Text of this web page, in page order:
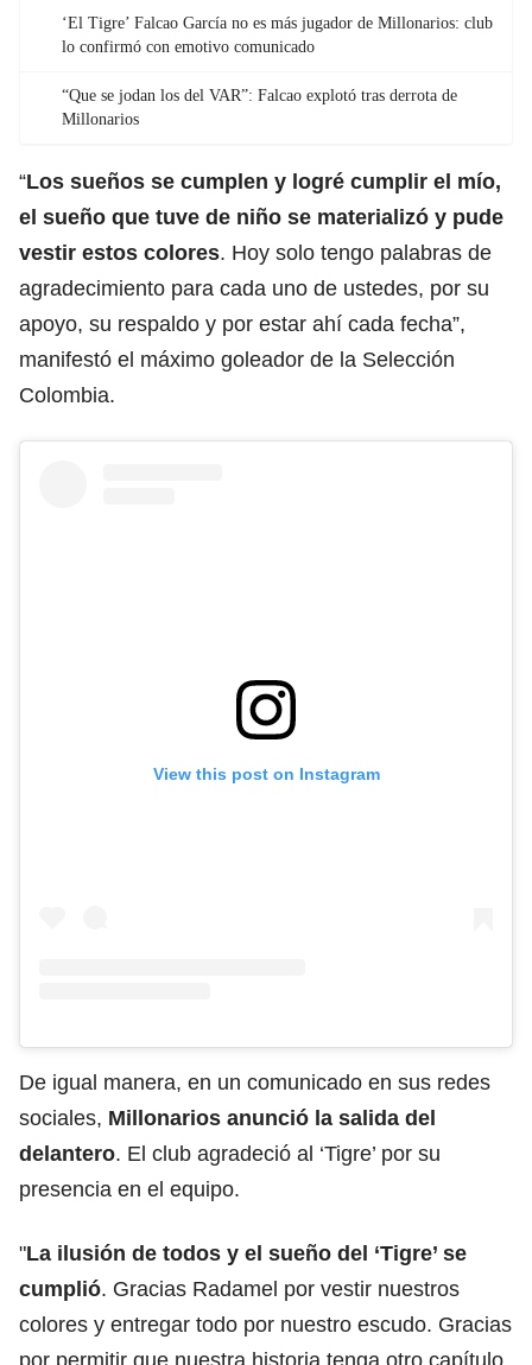
‘El Tigre’ Falcao García no es más jugador de Millonarios: club
lo confirmó con emotivo comunicado
“Que se jodan los del VAR”: Falcao explotó tras derrota de
Millonarios
“Los sueños se cumplen y logré cumplir el mío,
el sueño que tuve de niño se materializó y pude
vestir estos colores. Hoy solo tengo palabras de
agradecimiento para cada uno de ustedes, por su
apoyo, su respaldo y por estar ahí cada fecha”,
manifestó el máximo goleador de la Selección
Colombia.
View this post on Instagram
De igual manera, en un comunicado en sus redes
sociales, Millonarios anunció la salida del
delantero. El club agradeció al ‘Tigre’ por su
presencia en el equipo.
"La ilusión de todos y el sueño del ‘Tigre’ se
cumplió. Gracias Radamel por vestir nuestros
colores y entregar todo por nuestro escudo. Gracias
por permitir que nuestra historia tenga otro capítulo